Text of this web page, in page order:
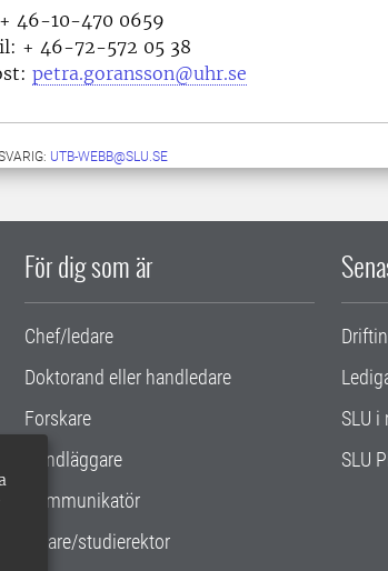
46-10-470 0659
+ 46-72-572 05 38
petra.goransson@uhr.se
UTB-WEBB@SLU.SE
För dig som är
Chef/ledare
Doktorand eller handledare
Forskare
Handläggare
Kommunikatör
Lärare/studierektor
SLU i
SLU